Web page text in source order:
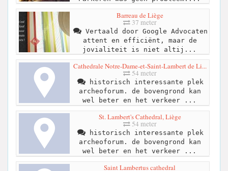
Barreau de Liège
37 meter
Vertaald door Google Advocaten
attent en efficiënt, maar de
jovialiteit is niet altij...
Cathedrale Notre-Dame-et-Saint-Lambert de Li...
54 meter
historisch interessante plek
archeoforum. de bovengrond kan
wel beter en het verkeer ...
St. Lambert's Cathedral, Liège
54 meter
historisch interessante plek
archeoforum. de bovengrond kan
wel beter en het verkeer ...
Saint Lambertus cathedral